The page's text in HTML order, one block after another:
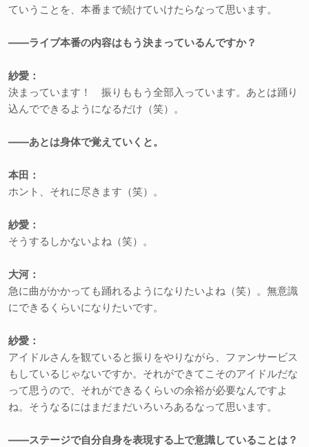
ていうことを、本番まで続けていけたらなって思います。
――ライブ本番の内容はもう決まっているんですか？
紗愛：
決まっています！ 振りももう全部入っています。あとは踊り
込んでできるようになるだけ（笑）。
――あとは身体で覚えていくと。
本田：
ホント、それに尽きます（笑）。
紗愛：
そうするしかないよね（笑）。
大河：
急に曲がかかっても踊れるようになりたいよね（笑）。無意識
にできるくらいになりたいです。
紗愛：
アイドルさんを観ていると振りをやりながら、ファンサービス
もしているじゃないですか。それができてこそのアイドルだな
って思うので、それができるくらいの余裕が必要なんですよ
ね。そうなるにはまだまだいろいろあるなって思います。
――ステージで自分自身を表現する上で意識していることは？